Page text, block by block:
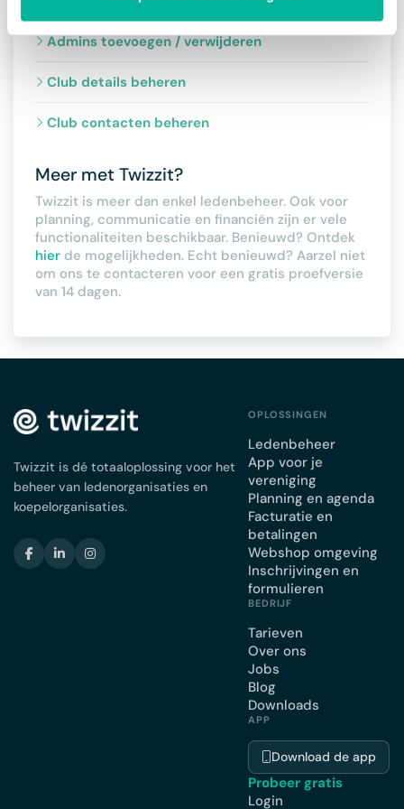
Admins toevoegen / verwijderen
Club details beheren
Club contacten beheren
Meer met Twizzit?
Twizzit is meer dan enkel ledenbeheer. Ook voor
planning, communicatie en financiën zijn er vele
functionaliteiten beschikbaar. Benieuwd? Ontdek
hier de mogelijkheden. Echt benieuwd? Aarzel niet
om ons te contacteren voor een gratis proefversie
van 14 dagen.
Twizzit is dé totaaloplossing voor het
beheer van ledenorganisaties en
koepelorganisaties.
OPLOSSINGEN
Ledenbeheer
App voor je
vereniging
Planning en agenda
Facturatie en
betalingen
Webshop omgeving
Inschrijvingen en
formulieren
BEDRIJF
Tarieven
Over ons
Jobs
Blog
Downloads
APP
Download de app
Probeer gratis
Login